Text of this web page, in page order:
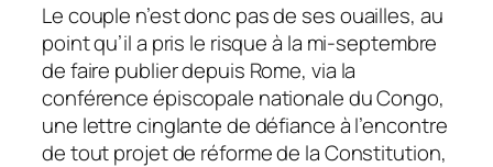
Le couple n’est donc pas de ses ouailles, au
point qu’il a pris le risque à la mi-septembre
de faire publier depuis Rome, via la
conférence épiscopale nationale du Congo,
une lettre cinglante de défiance à l’encontre
de tout projet de réforme de la Constitution,